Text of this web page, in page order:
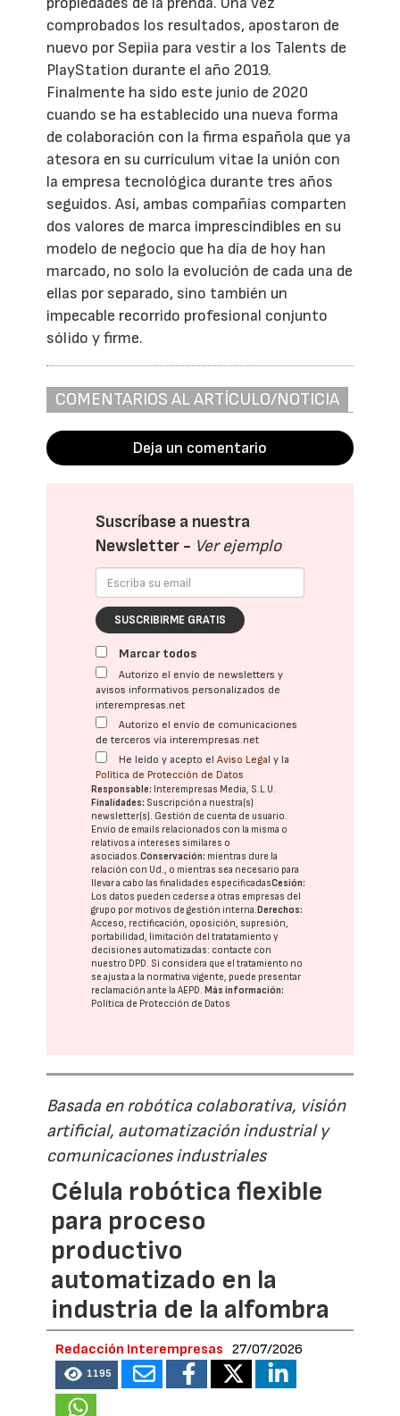
comprobados los resultados, apostaron de
nuevo por Sepiia para vestir a los Talents de
PlayStation durante el año 2019.
Finalmente ha sido este junio de 2020
cuando se ha establecido una nueva forma
de colaboración con la firma española que ya
atesora en su currículum vitae la unión con
la empresa tecnológica durante tres años
seguidos. Así, ambas compañías comparten
dos valores de marca imprescindibles en su
modelo de negocio que ha día de hoy han
marcado, no solo la evolución de cada una de
ellas por separado, sino también un
impecable recorrido profesional conjunto
sólido y firme.
COMENTARIOS AL ARTÍCULO/NOTICIA
Deja un comentario
Suscríbase a nuestra
Newsletter - Ver ejemplo
SUSCRIBIRME GRATIS
Marcar todos
Autorizo el envío de newsletters y
avisos informativos personalizados de
interempresas.net
Autorizo el envío de comunicaciones
de terceros vía interempresas.net
He leído y acepto elAviso Legal y la
Política de Protección de Datos
Responsable: Interempresas Media, S.L.U.
Finalidades: Suscripción a nuestra(s)
newsletter(s). Gestión de cuenta de usuario.
Envío de emails relacionados con la misma o
relativos a intereses similares o
asociados.Conservación: mientras dure la
relación con Ud., o mientras sea necesario para
llevar a cabo las finalidades especificadasCesión:
Los datos pueden cederse a otras empresas del
grupo por motivos de gestión interna. Derechos:
Acceso, rectificación, oposición, supresión,
portabilidad, limitación del tratatamiento y
decisiones automatizadas: contacte con
nuestro DPD. Si considera que el tratamiento no
se ajusta a la normativa vigente, puede presentar
reclamación ante laAEPD. Más información:
Política de Protección de Datos
Basada en robótica colaborativa, visión
artificial, automatización industrial y
comunicaciones industriales
Célula robótica flexible
para proceso
productivo
automatizado en la
industria de la alfombra
Redacción Interempresas 27/07/2026
1195